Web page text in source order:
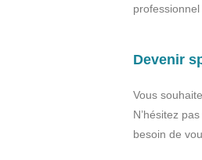
Devenir
Vous
N’hésitez
besoin de